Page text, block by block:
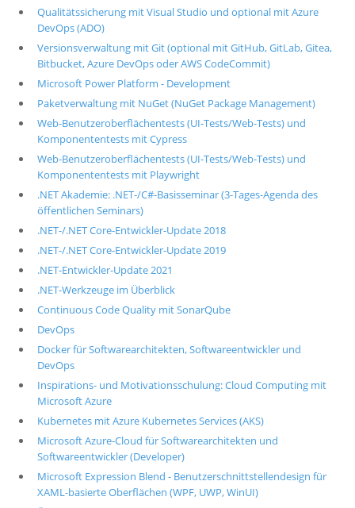
Qualitätssicherung mit Visual Studio und optional mit Azure
DevOps (ADO)
Versionsverwaltung mit Git (optional mit GitHub, GitLab, Gitea,
Bitbucket, Azure DevOps oder AWS CodeCommit)
Microsoft Power Platform - Development
Paketverwaltung mit NuGet (NuGet Package Management)
Web-Benutzeroberflächentests (UI-Tests/Web-Tests) und
Komponententests mit Cypress
Web-Benutzeroberflächentests (UI-Tests/Web-Tests) und
Komponententests mit Playwright
.NET Akademie: .NET-/C#-Basisseminar (3-Tages-Agenda des
öffentlichen Seminars)
.NET-/.NET Core-Entwickler-Update 2018
.NET-/.NET Core-Entwickler-Update 2019
.NET-Entwickler-Update 2021
.NET-Werkzeuge im Überblick
Continuous Code Quality mit SonarQube
DevOps
Docker für Softwarearchitekten, Softwareentwickler und
DevOps
Inspirations- und Motivationsschulung: Cloud Computing mit
Microsoft Azure
Kubernetes mit Azure Kubernetes Services (AKS)
Microsoft Azure-Cloud für Softwarearchitekten und
Softwareentwickler (Developer)
Microsoft Expression Blend - Benutzerschnittstellendesign für
XAML-basierte Oberflächen (WPF, UWP, WinUI)